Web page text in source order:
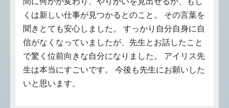
くは新しい仕事が見つかるとのこと。 その言葉を
聞きとても安心しました。 すっかり自分自身に自
信がなくなっていましたが、先生とお話したこと
で驚く位前向きな自分になりました。 アイリス先
生は本当にすごいです。 今後も先生にお願いした
いと思います。